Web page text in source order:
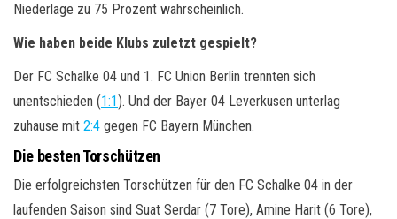
Niederlage zu 75 Prozent wahrscheinlich.
Wie haben beide Klubs zuletzt gespielt?
Der FC Schalke 04 und 1. FC Union Berlin trennten sich
unentschieden (1:1). Und der Bayer 04 Leverkusen unterlag
zuhause mit 2:4 gegen FC Bayern München.
Die besten Torschützen
Die erfolgreichsten Torschützen für den FC Schalke 04 in der
laufenden Saison sind Suat Serdar (7 Tore), Amine Harit (6 Tore),